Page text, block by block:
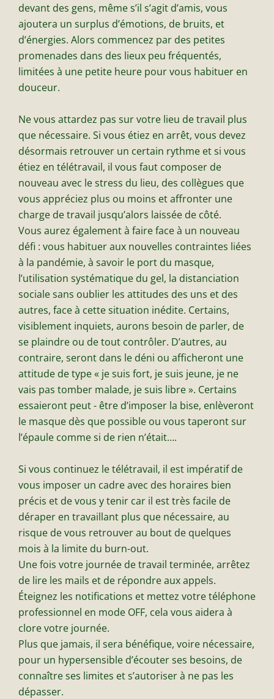
devant des gens, même s’il s’agit d’amis, vous
ajoutera un surplus d’émotions, de bruits, et
d’énergies. Alors commencez par des petites
promenades dans des lieux peu fréquentés,
limitées à une petite heure pour vous habituer en
douceur.
Ne vous attardez pas sur votre lieu de travail plus
que nécessaire. Si vous étiez en arrêt, vous devez
désormais retrouver un certain rythme et si vous
étiez en télétravail, il vous faut composer de
nouveau avec le stress du lieu, des collègues que
vous appréciez plus ou moins et affronter une
charge de travail jusqu’alors laissée de côté.
Vous aurez également à faire face à un nouveau
défi : vous habituer aux nouvelles contraintes liées
à la pandémie, à savoir le port du masque,
l’utilisation systématique du gel, la distanciation
sociale sans oublier les attitudes des uns et des
autres, face à cette situation inédite. Certains,
visiblement inquiets, aurons besoin de parler, de
se plaindre ou de tout contrôler. D’autres, au
contraire, seront dans le déni ou afficheront une
attitude de type « je suis fort, je suis jeune, je ne
vais pas tomber malade, je suis libre ». Certains
essaieront peut - être d’imposer la bise, enlèveront
le masque dès que possible ou vous taperont sur
l’épaule comme si de rien n’était….
Si vous continuez le télétravail, il est impératif de
vous imposer un cadre avec des horaires bien
précis et de vous y tenir car il est très facile de
déraper en travaillant plus que nécessaire, au
risque de vous retrouver au bout de quelques
mois à la limite du burn-out.
Une fois votre journée de travail terminée, arrêtez
de lire les mails et de répondre aux appels.
Éteignez les notifications et mettez votre téléphone
professionnel en mode OFF, cela vous aidera à
clore votre journée.
Plus que jamais, il sera bénéfique, voire nécessaire,
pour un hypersensible d’écouter ses besoins, de
connaître ses limites et s’autoriser à ne pas les
dépasser.